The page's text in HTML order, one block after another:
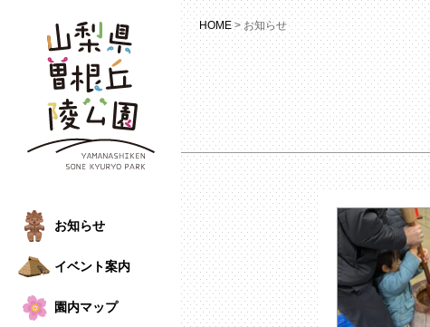
お知らせ
イベント案内
園内マップ
HOME> お知らせ